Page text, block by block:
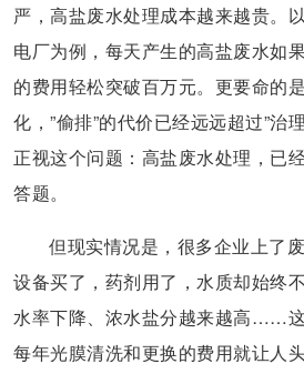
严，高盐废水处理成本越来越贵。
电厂为例，每天产生的高盐废水如
的费用轻松突破百万元。更要命的
化，”偷排”的代价已经远远超过”治
正视这个问题：高盐废水处理，已
答题。
但现实情况是，很多企业上了
设备买了，药剂用了，水质却始
水率下降、浓水盐分越来越高……这
每年光膜清洗和更换的费用就让人